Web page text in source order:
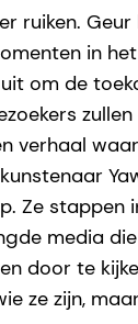
ruiken.
in
om de
verhaal
Ze stappen
media
door te
ze zijn,